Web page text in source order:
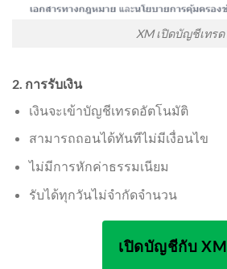
XM เปิดบัญชีเทรด
2. การรับเงิน
เงินจะเข้าบัญชีเทรดอัตโนมัติ
สามารถถอนได้ทันทีไม่มีเงื่อนไข
ไม่มีการหักค่าธรรมเนียม
รับได้ทุกวันไม่จำกัดจำนวน
เปิดบัญชีกับ XM